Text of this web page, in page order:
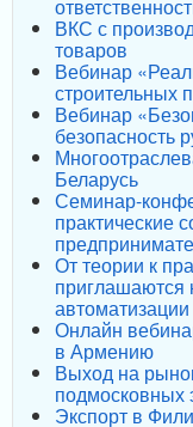
ВКС с
товаров
Вебинар
строительных
Вебинар
безопасность
Беларусь
Семинар-
практические
От теории к
приглашаются
автоматизации
Онлайн
в Армению
Выход на
подмосковных
Экспорт в